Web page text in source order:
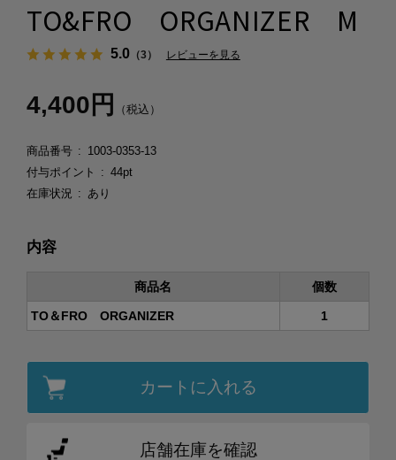
TO&FRO ORGANIZER M
5.0（3） レビューを見る
4,400円 （税込）
商品番号
1003-0353-13
付与ポイント
44pt
在庫状況
あり
カートに入れる
店舗在庫を確認
内容
商品名 個数
TO＆FRO ORGANIZER 1